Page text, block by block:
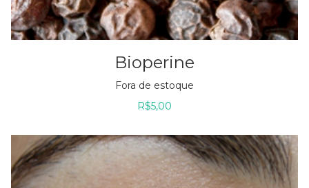
Bioperine
Fora de estoque
R$5,00